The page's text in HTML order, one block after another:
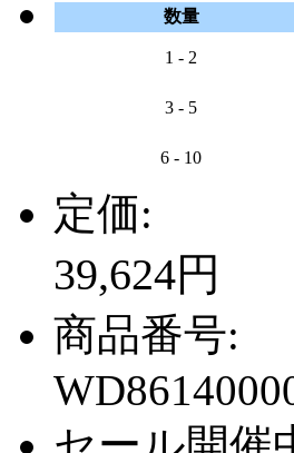
数量
1 - 2
3 - 5
6 - 10
定価:
39,624円
商品番号: